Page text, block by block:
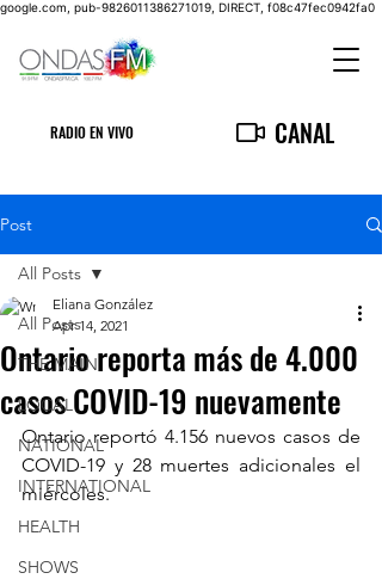
google.com, pub-9826011386271019, DIRECT, f08c47fec0942fa0
RADIO EN VIVO CANAL
Post
All Posts
THE MAIN
LOCAL
NATIONAL
INTERNATIONAL
HEALTH
SHOWS
All Posts
Ontario reporta más de 4.000
casos COVID-19 nuevamente
Eliana González
Apr 14, 2021
Ontario reportó 4.156 nuevos casos de
COVID-19 y 28 muertes adicionales el
miércoles.